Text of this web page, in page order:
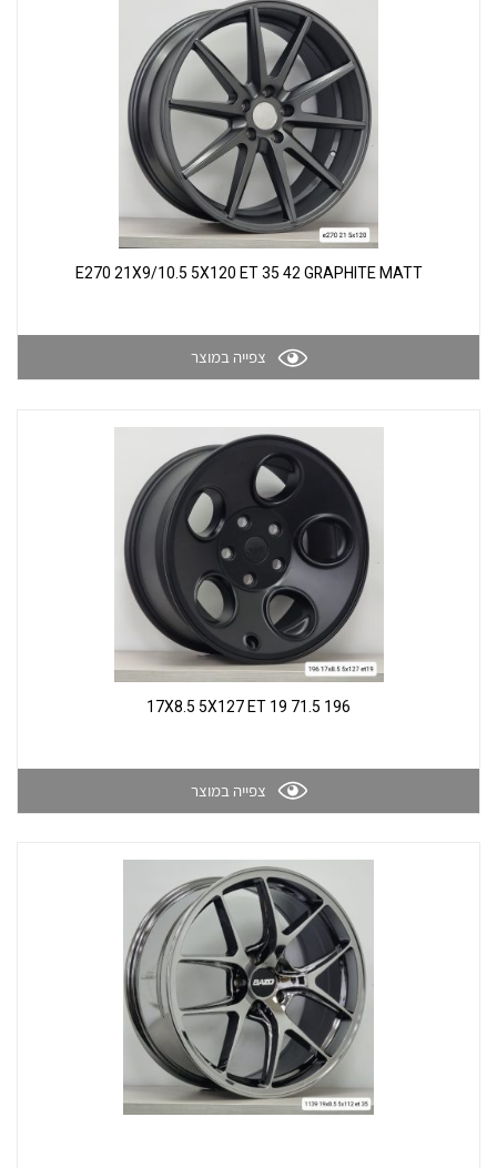
E270 21X9/10.5 5X120 ET 35 42 GRAPHITE MATT
צפייה במוצר
196 17X8.5 5X127 ET 19 71.5
צפייה במוצר
תוצאות חיפוש
גלריה